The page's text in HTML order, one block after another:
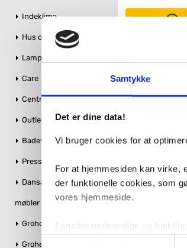
Samtykke
Det er dine data!
Vi bruger cookies for at
For at hjemmesiden kan virke,
der funktionelle cookies, som
vores hjemmeside.
Samtykkevalg
Indeklima
Hus og Have
Lamper
Care
Centralstøvsuger
Outlet
Badeværelse makeover
Pressalit toiletsæder
Dansani bruseglas &
møbler
Grohe Essence
Grohe QuickFix